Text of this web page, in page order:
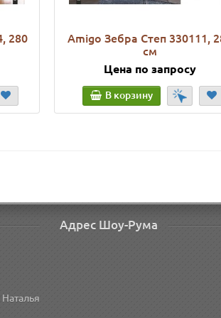
280
Amigo Зебра Степ 330111,
см
Цена по запросу
В корзину
Адрес Шоу-Рума